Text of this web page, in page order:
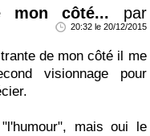
mon côté... par
20:32 le 20/12/2015
de mon côté il me
visionnage pour
mais oui le